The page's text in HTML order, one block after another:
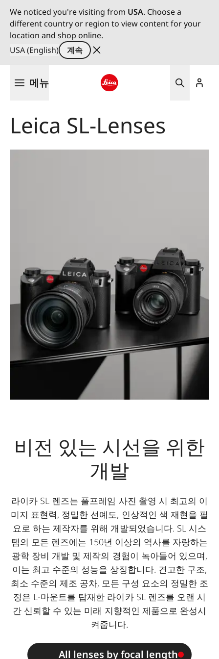
We noticed you're visiting from USA. Choose a
different country or region to view content for your
location and shop online.
USA (English)
계속
메뉴
Leica SL-Lenses
비전 있는 시선을 위한
개발
라이카 SL 렌즈는 풀프레임 사진 촬영 시 최고의 이
미지 표현력, 정밀한 선예도, 인상적인 색 재현을 필
요로 하는 제작자를 위해 개발되었습니다. SL 시스
템의 모든 렌즈에는 150년 이상의 역사를 자랑하는
광학 장비 개발 및 제작의 경험이 녹아들어 있으며,
이는 최고 수준의 성능을 상징합니다. 견고한 구조,
최소 수준의 제조 공차, 모든 구성 요소의 정밀한 조
정은 L-마운트를 탑재한 라이카 SL 렌즈를 오랜 시
간 신뢰할 수 있는 미래 지향적인 제품으로 완성시
켜줍니다.
All lenses by focal length